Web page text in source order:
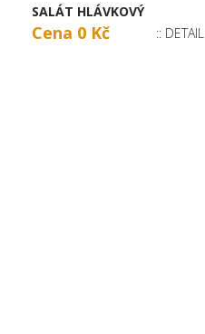
SALÁT HLÁVKOVÝ
Cena 0 Kč :: DETAIL